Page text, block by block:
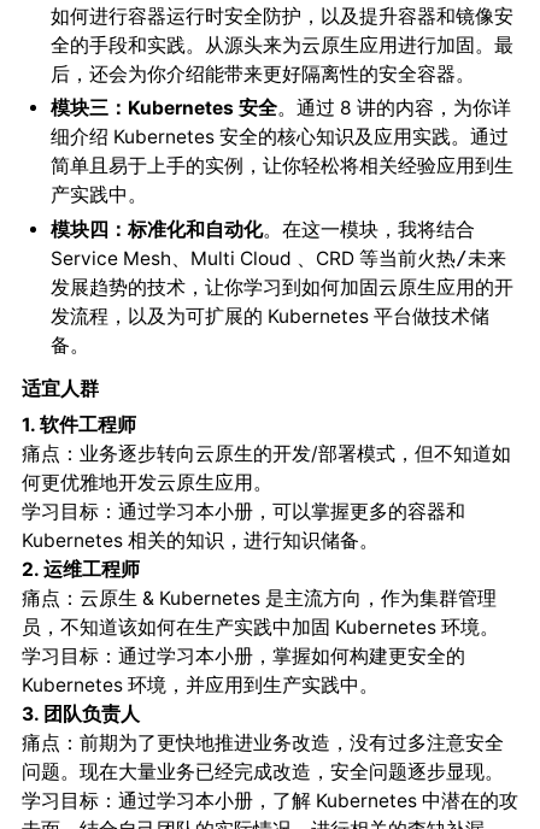
如何进行容器运行时安全防护，以及提升容器和镜像安
全的手段和实践。
从源头来为云原生应用进行加固 。最
后，还会为你介绍能带来更好隔离性的安全容器。
模块三：Kubernetes 安全。通过 8 讲的内容，为你详
细介绍 Kubernetes 安全的核心知识及应用实践。 通过
简单且易于上手的实例，让你轻松将相关经验应用到生
产实践中。
模块四：标准化和自动化。在这一模块，我将结合
Service Mesh、Multi Cloud 、CRD 等当前火热/未来
发展趋势的技术，让你学习到如何加固云原生应用的开
发流程，以及为可扩展的 Kubernetes 平台做技术储
备。
适宜人群
1. 软件工程师
痛点 ：业务逐步转向云原生的开发/部署模式，但不知道如
何更优雅地开发云原生应用。
学习目标：通过学习本小册，可以掌握更多的容器和
Kubernetes 相关的知识，进行知识储备。
2. 运维工程师
痛点 ：云原生 & Kubernetes 是主流方向，作为集群管理
员，不知道该如何在生产实践中加固 Kubernetes 环境。
学习目标：通过学习本小册，掌握如何构建更安全的
Kubernetes 环境，并应用到生产实践中。
3. 团队负责人
痛点 ：前期为了更快地推进业务改造，没有过多注意安全
问题。现在大量业务已经完成改造，安全问题逐步显现。
学习目标：通过学习本小册，了解 Kubernetes 中潜在的攻